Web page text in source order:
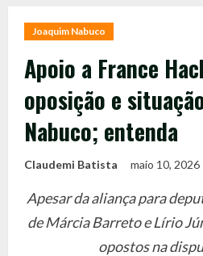
Joaquim Nabuco
Apoio a France
oposição e
Nabuco; entenda
Claudemi Batista maio 10, 2026
Apesar da aliança para
de Márcia Barreto e Lírio
opostos na